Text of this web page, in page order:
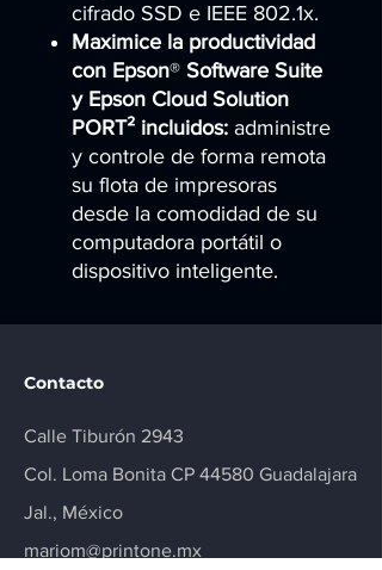
cifrado SSD e IEEE 802.1x.
Maximice la productividad
con Epson® Software Suite
y Epson Cloud Solution
PORT² incluidos: administre
y controle de forma remota
su flota de impresoras
desde la comodidad de su
computadora portátil o
dispositivo inteligente.
Contacto
Calle Tiburón 2943
Col. Loma Bonita CP 44580 Guadalajara
Jal., México
mariom@printone.mx